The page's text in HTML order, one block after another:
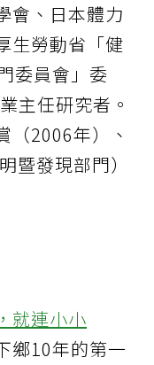
會、日本體力
生勞動省「健
委員會」委
主任研究者。
（2006年）、
暨發現部門）
就連小小
鄉10年的第一